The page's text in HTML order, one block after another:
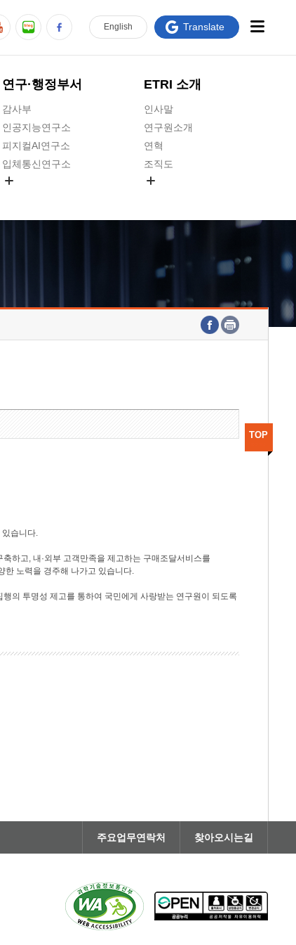
연구·행정부서
감사부
인공지능연구소
피지컬AI연구소
입체통신연구소
호남권연구본부
기획본부
ETRI 소개
인사말
연구원소개
연혁
조직도
연구원 고객헌장
주요업무연락처
English Translate
습니다.
하고, 내·외부 고객만족을 제고하는 구매조달서비스를
한 노력을 경주해 나가고 있습니다.
의 투명성 제고를 통하여 국민에게 사랑받는 연구원이 되도록
TOP
주요업무연락처 찾아오시는길